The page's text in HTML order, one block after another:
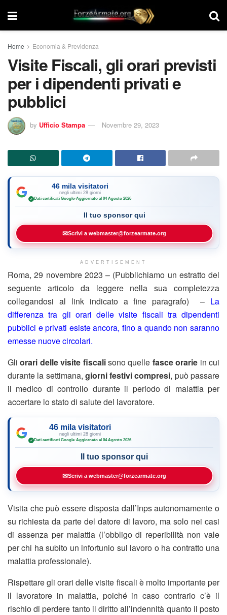
Home Economia & Previdenza
Visite Fiscali, gli orari previsti
per i dipendenti privati e
pubblici
by Ufficio Stampa Novembre 29, 2023
46 mila visitatori
negli ultimi 28 giorni
✓ Dati certificati Google·Aggiornato al 04 Agosto 2026
Il tuo sponsor qui
✉Scrivi a webmaster@forzearmate.org
ADVERTISEMENT
Roma, 29 novembre 2023 – (Pubblichiamo un estratto del
seguente articolo da leggere nella sua completezza
collegandosi al link indicato a fine paragrafo) – La
differenza tra gli orari delle visite fiscali tra dipendenti
pubblici e privati esiste ancora, fino a quando non saranno
emesse nuove circolari.
Gliorari delle visite fiscalisono quelle fasce orarie in cui
durante la settimana, giorni festivi compresi, può passare
il medico di controllo durante il periodo di malattia per
accertare lo stato di salute del lavoratore.
46 mila visitatori
negli ultimi 28 giorni
✓ Dati certificati Google·Aggiornato al 04 Agosto 2026
Il tuo sponsor qui
✉Scrivi a webmaster@forzearmate.org
Visita che può essere disposta dall’Inps autonomamente o
su richiesta da parte del datore di lavoro, ma solo nei casi
di assenza per malattia (l’obbligo di reperibilità non vale
per chi ha subito un infortunio sul lavoro o ha contratto una
malattia professionale).
Rispettare gli orari delle visite fiscali è molto importante per
il lavoratore in malattia, poiché in caso contrario c’è il
rischio di perdere tanto il diritto all’indennità quanto il posto